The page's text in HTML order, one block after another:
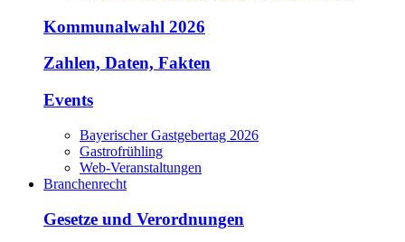
Kommunalwahl 2026
Zahlen, Daten, Fakten
Events
Bayerischer Gastgebertag 2026
Gastrofrühling
Web-Veranstaltungen
Branchenrecht
Gesetze und Verordnungen